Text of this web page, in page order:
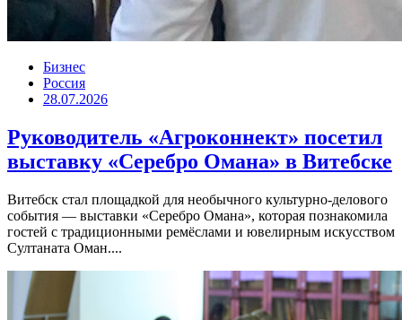
Бизнес
Россия
28.07.2026
Руководитель «Агроконнект» посетил
выставку «Серебро Омана» в Витебске
Витебск стал площадкой для необычного культурно-делового
события — выставки «Серебро Омана», которая познакомила
гостей с традиционными ремёслами и ювелирным искусством
Султаната Оман....